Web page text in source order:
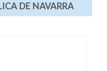
DE NAVARRA